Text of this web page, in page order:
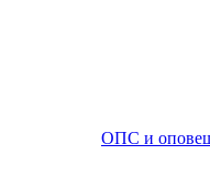
ОПС и